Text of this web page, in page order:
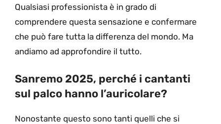
Qualsiasi professionista è in grado di
comprendere questa sensazione e confermare
che può fare tutta la differenza del mondo. Ma
andiamo ad approfondire il tutto.
Sanremo 2025, perché i cantanti
sul palco hanno l’auricolare?
Nonostante questo sono tanti quelli che si